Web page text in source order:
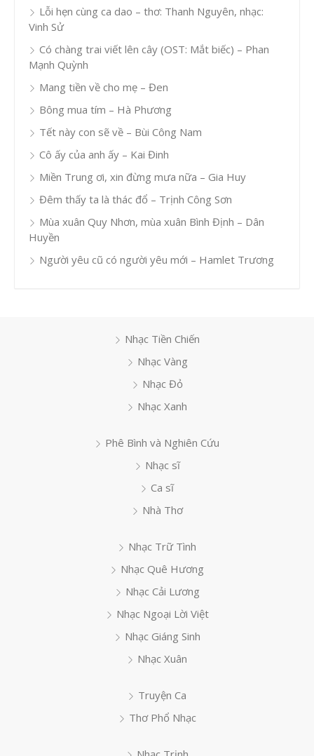
Lỗi hẹn cùng ca dao – thơ: Thanh Nguyên, nhạc:
Vinh Sử
Có chàng trai viết lên cây (OST: Mắt biếc) – Phan
Mạnh Quỳnh
Mang tiền về cho mẹ – Đen
Bông mua tím – Hà Phương
Tết này con sẽ về – Bùi Công Nam
Cô ấy của anh ấy – Kai Đinh
Miền Trung ơi, xin đừng mưa nữa – Gia Huy
Đêm thấy ta là thác đổ – Trịnh Công Sơn
Mùa xuân Quy Nhơn, mùa xuân Bình Định – Dân
Huyền
Người yêu cũ có người yêu mới – Hamlet Trương
Nhạc Tiền Chiến
Nhạc Vàng
Nhạc Đỏ
Nhạc Xanh
Phê Bình và Nghiên Cứu
Nhạc sĩ
Ca sĩ
Nhà Thơ
Nhạc Trữ Tình
Nhạc Quê Hương
Nhạc Cải Lương
Nhạc Ngoại Lời Việt
Nhạc Giáng Sinh
Nhạc Xuân
Truyện Ca
Thơ Phổ Nhạc